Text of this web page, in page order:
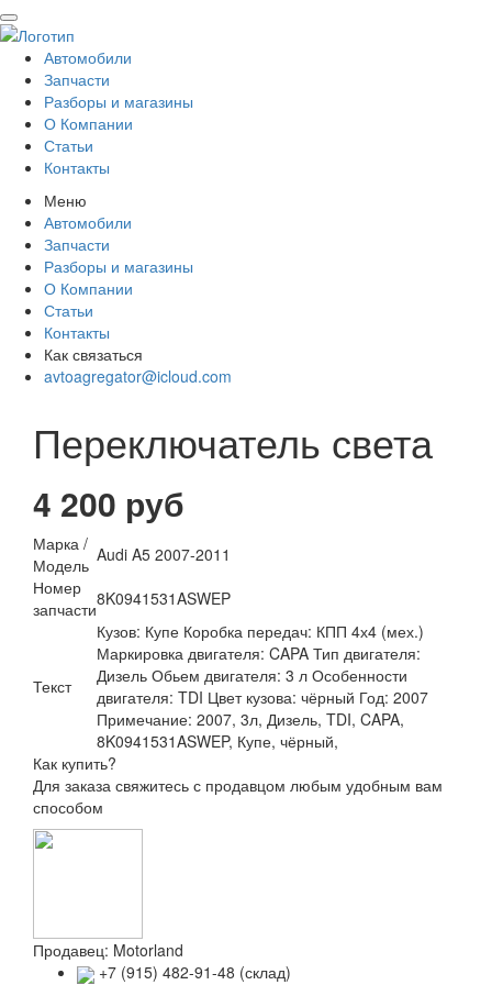
Автомобили
Запчасти
Разборы и магазины
О Компании
Статьи
Контакты
Меню
Автомобили
Запчасти
Разборы и магазины
О Компании
Статьи
Контакты
Как связаться
avtoagregator@icloud.com
Переключатель света
4 200 руб
Марка /
Модель Audi A5 2007-2011
Номер
запчасти8K0941531ASWEP
Текст
Кузов: Купе Коробка передач: КПП 4х4 (мех.)
Маркировка двигателя: CAPA Тип двигателя:
Дизель Обьем двигателя: 3 л Особенности
двигателя: TDI Цвет кузова: чёрный Год: 2007
Примечание: 2007, 3л, Дизель, TDI, CAPA,
8K0941531ASWEP, Купе, чёрный,
Как купить?
Для заказа свяжитесь с продавцом любым удобным вам
способом
Продавец: Motorland
+7 (915) 482-91-48 (склад)